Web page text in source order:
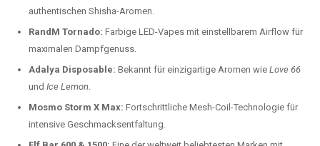
authentischen Shisha-Aromen.
RandM Tornado: Farbige LED-Vapes mit einstellbarem Airflow für
maximalen Dampfgenuss.
Adalya Disposable: Bekannt für einzigartige Aromen wie Love 66
und Ice Lemon.
Mosmo Storm X Max: Fortschrittliche Mesh-Coil-Technologie für
intensive Geschmacksentfaltung.